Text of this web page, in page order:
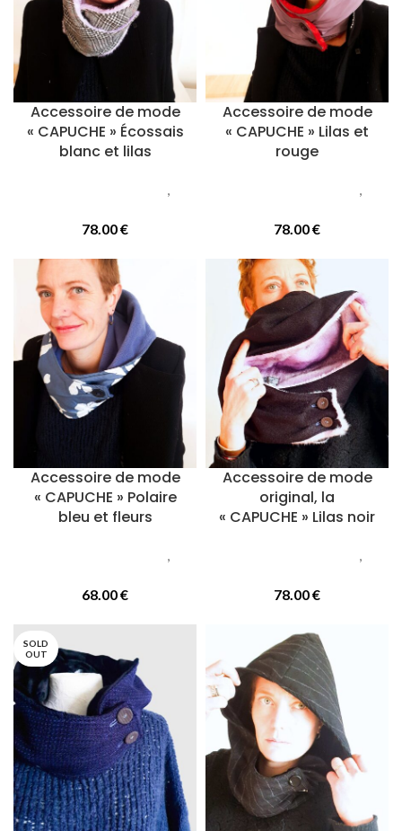
Accessoire de mode
« CAPUCHE » Écossais
blanc et lilas
,
78.00€
Accessoire de mode
« CAPUCHE » Lilas et
rouge
,
78.00€
Accessoire de mode
« CAPUCHE » Polaire
bleu et fleurs
,
68.00€
Accessoire de mode
original, la
« CAPUCHE » Lilas noir
,
78.00€
SOLD
OUT